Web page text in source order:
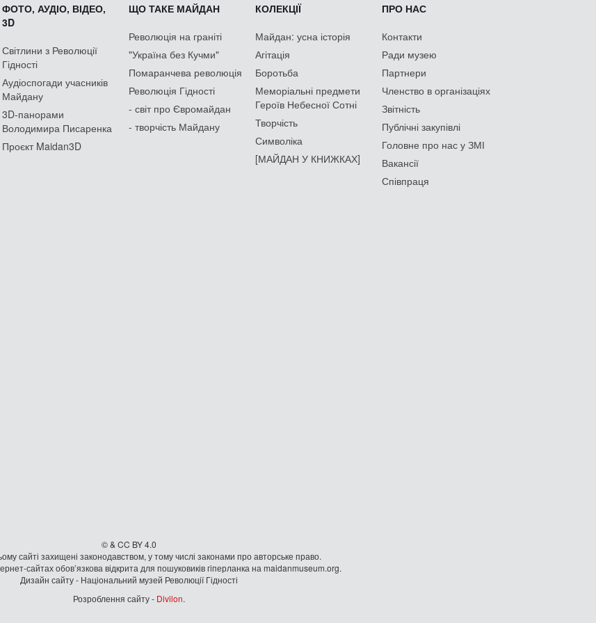
ФОТО, АУДІО, ВІДЕО,
3D
Світлини з Революції
Гідності
Аудіоспогади учасників
Майдану
3D-панорами
Володимира Писаренка
Проєкт Maidan3D
ЩО ТАКЕ МАЙДАН
Революція на граніті
"Україна без Кучми"
Помаранчева революція
Революція Гідності
- світ про Євромайдан
- творчість Майдану
КОЛЕКЦІЇ
Майдан: усна історія
Агітація
Боротьба
Меморіальні предмети
Героїв Небесної Сотні
Творчість
Символіка
[МАЙДАН У КНИЖКАХ]
ПРО НАС
Контакти
Ради музею
Партнери
Членство в організаціях
Звітність
Публічні закупівлі
Головне про нас у ЗМІ
Вакансії
Співпраця
© & CC BY 4.0
сайті захищені законодавством, у тому числі законами про авторське право.
сайтах обов’язкова відкрита для пошуковиків гiперланка на maidanmuseum.org.
Дизайн сайту - Національний музей Революції Гідності
Розроблення сайту - Divilon.